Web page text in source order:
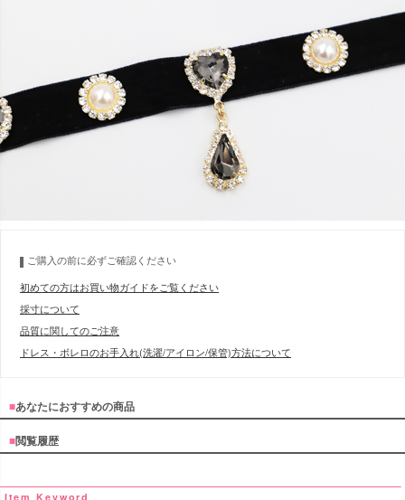
ご購入の前に必ずご確認ください
初めての方はお買い物ガイドをご覧ください
採寸について
品質に関してのご注意
ドレス・ボレロのお手入れ(洗濯/アイロン/保管)方法について
■あなたにおすすめの商品
■閲覧履歴